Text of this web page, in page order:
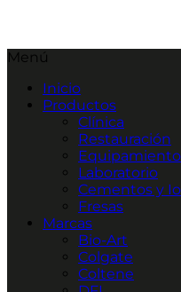
Menú
Inicio
Productos
Clínica
Restauración
Equipamiento
Laboratorio
Cementos y
Fresas
Marcas
Bio-Art
Colgate
Coltene